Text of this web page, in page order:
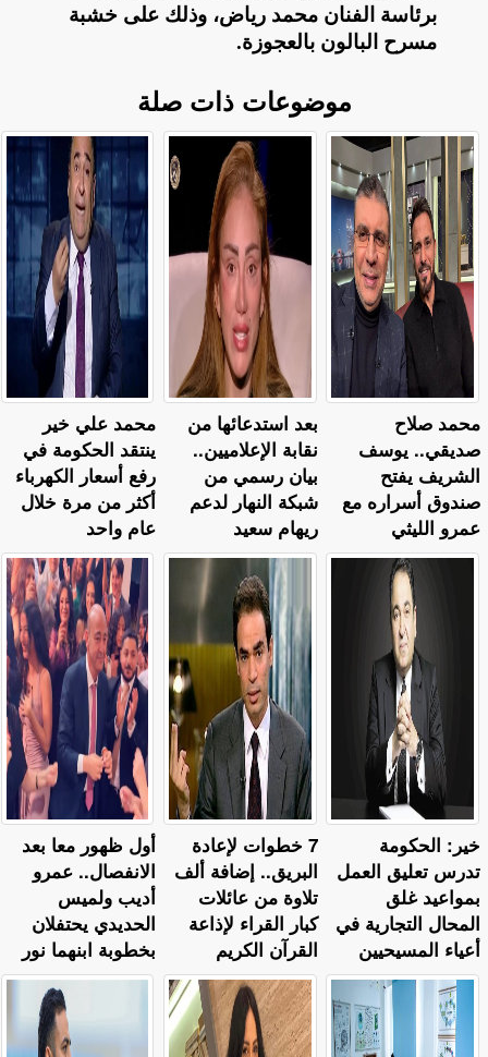
برئاسة الفنان محمد رياض، وذلك على خشبة
مسرح البالون بالعجوزة.
موضوعات ذات صلة
محمد علي خير
ينتقد الحكومة في
رفع أسعار الكهرباء
أكثر من مرة خلال
عام واحد
بعد استدعائها من
نقابة الإعلاميين..
بيان رسمي من
شبكة النهار لدعم
ريهام سعيد
محمد صلاح
صديقي.. يوسف
الشريف يفتح
صندوق أسراره مع
عمرو الليثي
أول ظهور معا بعد
الانفصال.. عمرو
أديب ولميس
الحديدي يحتفلان
بخطوبة ابنهما نور
7 خطوات لإعادة
البريق.. إضافة ألف
تلاوة من عائلات
كبار القراء لإذاعة
القرآن الكريم
خير: الحكومة
تدرس تعليق العمل
بمواعيد غلق
المحال التجارية في
أعياء المسيحيين